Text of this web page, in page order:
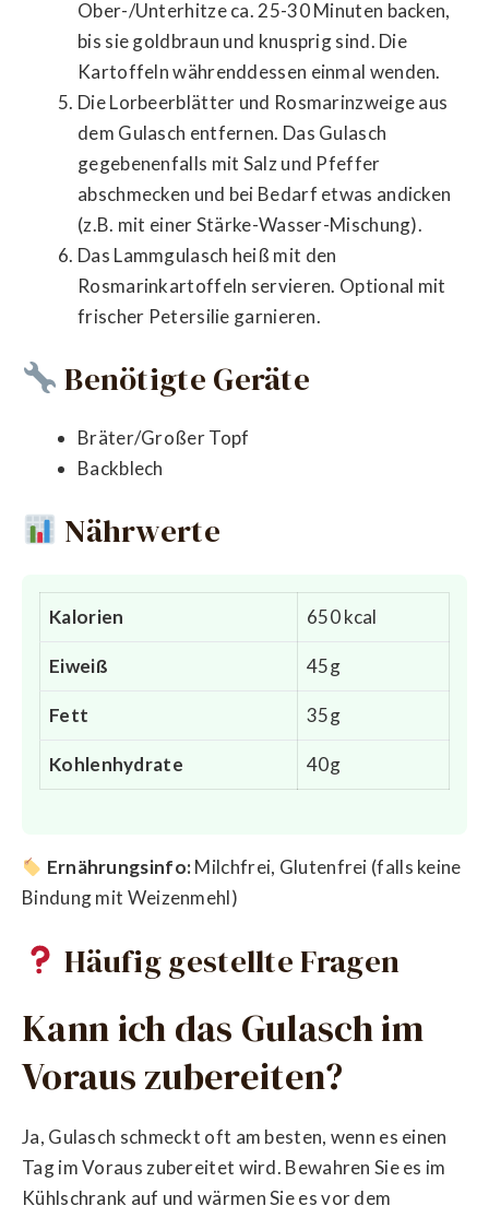
Ober-/Unterhitze ca. 25-30 Minuten backen,
bis sie goldbraun und knusprig sind. Die
Kartoffeln währenddessen einmal wenden.
Die Lorbeerblätter und Rosmarinzweige aus
dem Gulasch entfernen. Das Gulasch
gegebenenfalls mit Salz und Pfeffer
abschmecken und bei Bedarf etwas andicken
(z.B. mit einer Stärke-Wasser-Mischung).
Das Lammgulasch heiß mit den
Rosmarinkartoffeln servieren. Optional mit
frischer Petersilie garnieren.
Benötigte Geräte
Bräter/Großer Topf
Backblech
Nährwerte
Kalorien 650 kcal
Eiweiß 45g
Fett 35g
Kohlenhydrate 40g
Ernährungsinfo:Milchfrei, Glutenfrei (falls keine
Bindung mit Weizenmehl)
Häufig gestellte Fragen
Kann ich das Gulasch im
Voraus zubereiten?
Ja, Gulasch schmeckt oft am besten, wenn es einen
Tag im Voraus zubereitet wird. Bewahren Sie es im
Kühlschrank auf und wärmen Sie es vor dem